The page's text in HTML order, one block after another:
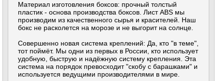
Материал изготовления боксов: прочный толстый
пластик - основа производства боксов. Лист ABS мы
производим из качественного сырья и красителей. Наш
бокс не расколется на морозе и не выгорит на солнце.
Совершенно новая система креплений: Да, кто "в теме",
тот поймёт. Мы одни из первых в России, кто использует
удобную, быструю и надёжную систему крепления. Эта
система на порядок превосходит "скобу с барашками" и
используется ведущими производителями в мире.